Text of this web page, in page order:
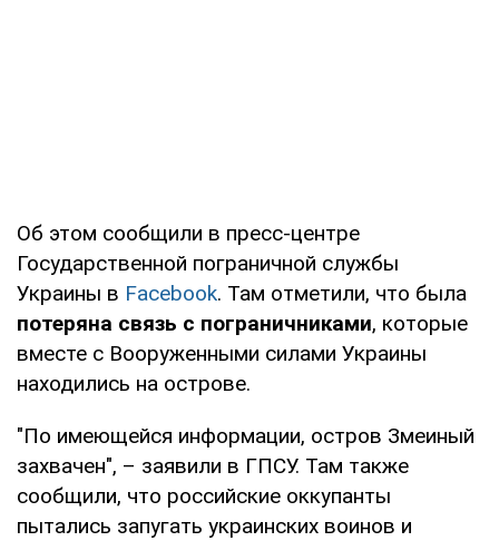
Об этом сообщили в пресс-центре
Государственной пограничной службы
Украины в Facebook. Там отметили, что была
потеряна связь с пограничниками, которые
вместе с Вооруженными силами Украины
находились на острове.
"По имеющейся информации, остров Змеиный
захвачен", – заявили в ГПСУ. Там также
сообщили, что российские оккупанты
пытались запугать украинских воинов и